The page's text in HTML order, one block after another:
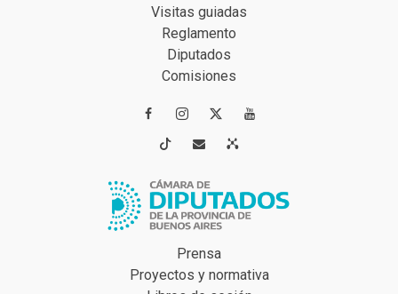
Visitas guiadas
Reglamento
Diputados
Comisiones
 
 
Prensa
Proyectos y normativa